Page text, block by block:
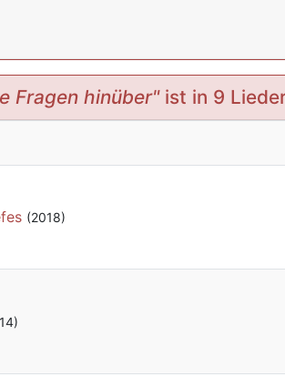
Fragen hinüber"ist in 9
(2018)